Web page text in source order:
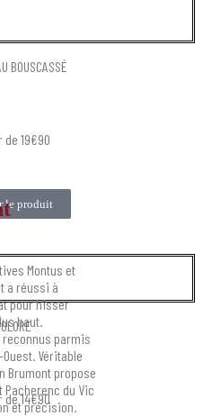
BOUSCASSÉ
de 19€90
le produit
de 14€90
Montus et
a réussi à
pour hisser
haut.
reconnus parmis
Véritable
Brumont propose
Pacherenc du Vic
et précision.